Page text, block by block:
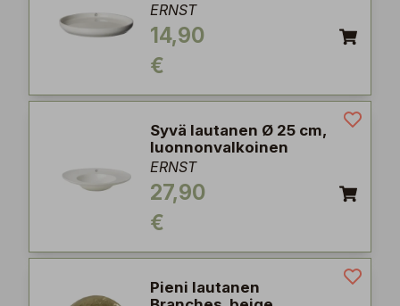
ERNST
14,90
€
Syvä lautanen Ø 25 cm,
luonnonvalkoinen
ERNST
27,90
€
Pieni lautanen